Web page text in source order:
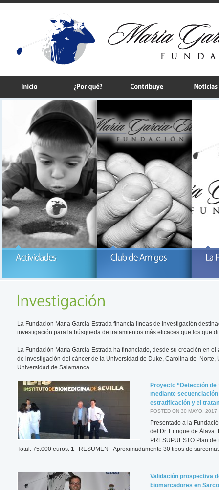
Participa con la Fundación María
La Fundacion Maria Garcia-Estrada financia líneas de investigación
investigación para la búsqueda de tratamientos más eficaces que los que
La Fundación María García-Estrada ha financiado, desde su creación en
de investigación del cáncer de la Universidad de Duke, Carolina del
Universidad de Salamanca.
Proyecto “Detección
mediante
estratificación y el
POSTED ON 30 MAYO, 2017
Presentado a la
del Dr. Enrique de
PRESUPUESTO Plan
Total: 75.000 euros. 1 RESUMEN Aproximadamente 30 tipos de
Validación prospectiva
biomarcadores en